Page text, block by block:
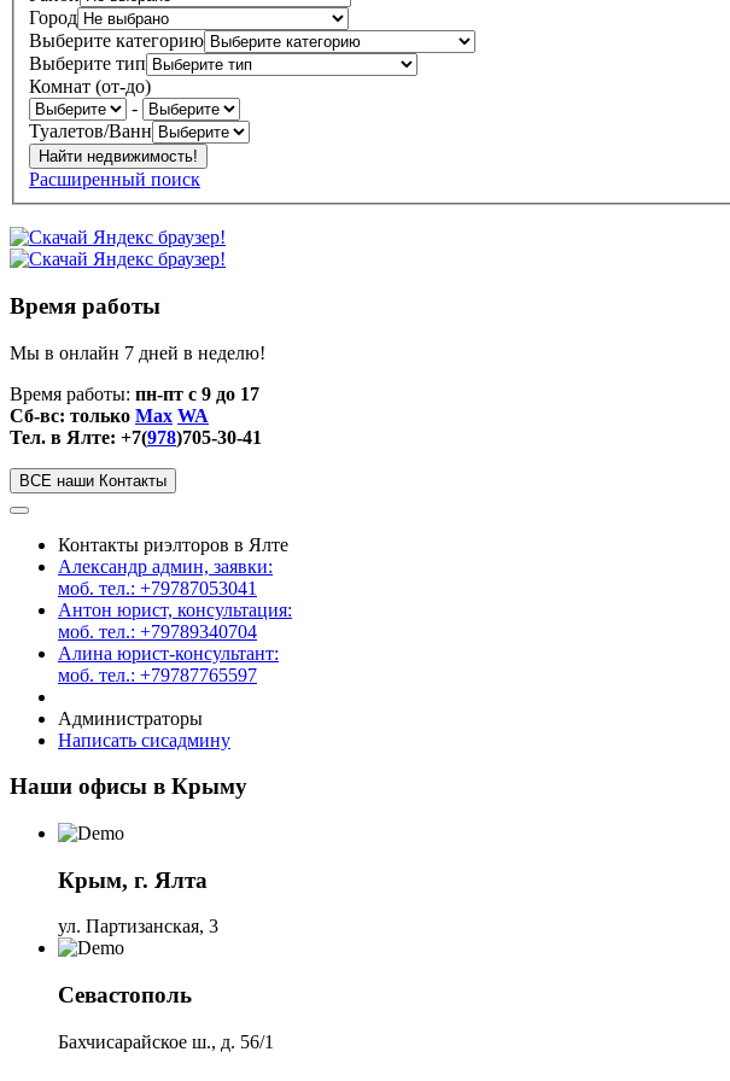
Город
Выберите категорию
Выберите тип
Комнат (от-до)
-
Туалетов/Ванн
Расширенный поиск
Время работы
Мы в онлайн 7 дней в неделю!
Время работы: пн-пт с 9 до 17
Сб-вс: только Max WA
Тел. в Ялте: +7(978)705-30-41
ВСЕ наши Контакты
Контакты риэлторов в Ялте
Александр админ, заявки:
моб. тел.: +79787053041
Антон юрист, консультация:
моб. тел.: +79789340704
Алина юрист-консультант:
моб. тел.: +79787765597
Администраторы
Написать сисадмину
Наши офисы в Крыму
Крым, г. Ялта
ул. Партизанская, 3
Севастополь
Бахчисарайское ш., д. 56/1